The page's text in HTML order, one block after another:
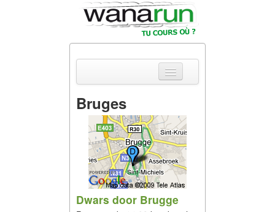
Actualités
Equipements &
Tests
Parcours &
Courses
Bruges
Dwars door Brugge